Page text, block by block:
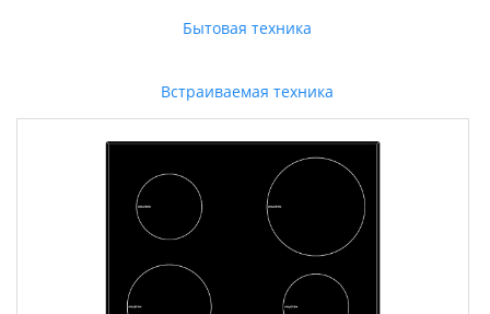
Бытовая техника
Встраиваемая техника